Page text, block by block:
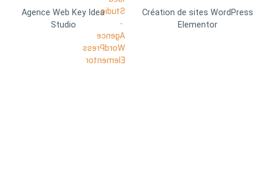
Agence Web Key Idea
Studio
Création de sites WordPress
Elementor